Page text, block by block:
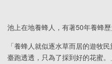
池上在地養蜂人，有著50年養蜂
「養蜂人就似逐水草而居的遊牧
臺跑透透，只為了採到好的花蜜